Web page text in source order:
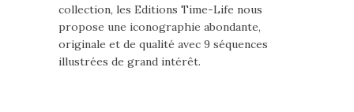
collection, les Editions Time-Life nous
propose une iconographie abondante,
originale et de qualité avec 9 séquences
illustrées de grand intérêt.